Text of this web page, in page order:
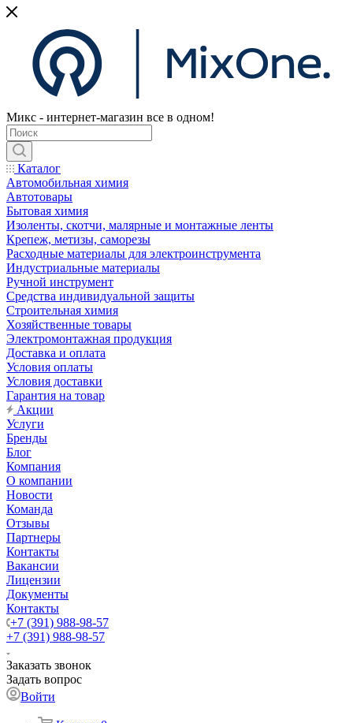
Микс - интернет-магазин все в одном!
Каталог
Автомобильная химия
Автотовары
Бытовая химия
Изоленты, скотчи, малярные и монтажные ленты
Крепеж, метизы, саморезы
Расходные материалы для электроинструмента
Индустриальные материалы
Ручной инструмент
Средства индивидуальной защиты
Строительная химия
Хозяйственные товары
Электромонтажная продукция
Доставка и оплата
Условия оплаты
Условия доставки
Гарантия на товар
Акции
Услуги
Бренды
Блог
Компания
О компании
Новости
Команда
Отзывы
Партнеры
Контакты
Вакансии
Лицензии
Документы
Контакты
+7 (391) 988-98-57
+7 (391) 988-98-57
Заказать звонок
Задать вопрос
Войти